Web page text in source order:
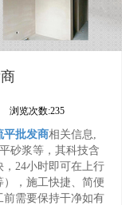
浏览次数:235
平批发商相关信息,
砂浆等，其科技含
24小时即可在上行
，施工快捷、简便
需要保持干净如有